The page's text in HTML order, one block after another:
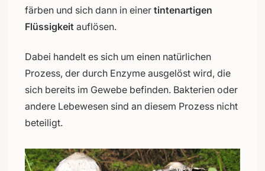
färben und sich dann in einer tintenartigen
Flüssigkeit auflösen.
Dabei handelt es sich um einen natürlichen
Prozess, der durch Enzyme ausgelöst wird, die
sich bereits im Gewebe befinden. Bakterien oder
andere Lebewesen sind an diesem Prozess nicht
beteiligt.